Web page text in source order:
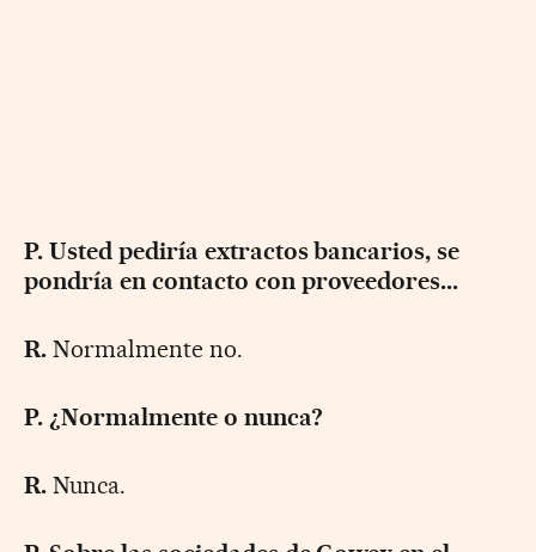
P. Usted pediría extractos bancarios, se
pondría en contacto con proveedores...
R.Normalmente no.
P. ¿Normalmente o nunca?
R.Nunca.